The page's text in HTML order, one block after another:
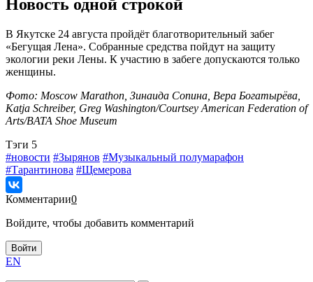
Новость одной строкой
В Якутске 24 августа пройдёт благотворительный забег
«Бегущая Лена». Собранные средства пойдут на защиту
экологии реки Лены. К участию в забеге допускаются только
женщины.
Фото: Moscow Marathon, Зинаида Сопина, Вера Богатырёва,
Katja Schreiber, Greg Washington/Courtsey American Federation of
Arts/BATA Shoe Museum
Tэги 5
#новости #Зырянов #Музыкальный полумарафон
#Тарантинова #Щемерова
Комментарии0
Войдите, чтобы добавить комментарий
Войти
EN